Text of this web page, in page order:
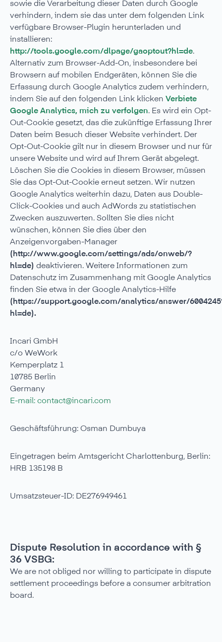
sowie die Verarbeitung dieser Daten durch Google
verhindern, indem sie das unter dem folgenden Link
verfügbare Browser-Plugin herunterladen und
installieren:
http://tools.google.com/dlpage/gaoptout?hl=de.
Alternativ zum Browser-Add-On, insbesondere bei
Browsern auf mobilen Endgeräten, können Sie die
Erfassung durch Google Analytics zudem verhindern,
indem Sie auf den folgenden Link klicken Verbiete
Google Analytics, mich zu verfolgen. Es wird ein Opt-
Out-Cookie gesetzt, das die zukünftige Erfassung Ihrer
Daten beim Besuch dieser Website verhindert. Der
Opt-Out-Cookie gilt nur in diesem Browser und nur für
unsere Website und wird auf Ihrem Gerät abgelegt.
Löschen Sie die Cookies in diesem Browser, müssen
Sie das Opt-Out-Cookie erneut setzen. Wir nutzen
Google Analytics weiterhin dazu, Daten aus Double-
Click-Cookies und auch AdWords zu statistischen
Zwecken auszuwerten. Sollten Sie dies nicht
wünschen, können Sie dies über den
Anzeigenvorgaben-Manager
(http://www.google.com/settings/ads/onweb/?
hl=de) deaktivieren. Weitere Informationen zum
Datenschutz im Zusammenhang mit Google Analytics
finden Sie etwa in der Google Analytics-Hilfe
(https://support.google.com/analytics/answer/
hl=de).
Incari GmbH
c/o WeWork
Kemperplatz 1
10785 Berlin
Germany
E-mail: contact@incari.com
Geschäftsführung: Osman Dumbuya
Eingetragen beim Amtsgericht Charlottenburg, Berlin:
HRB 135198 B
Umsatzsteuer-ID: DE276949461
Dispute Resolution in accordance with §
36 VSBG:
We are not obliged nor willing to participate in dispute
settlement proceedings before a consumer arbitration
board.